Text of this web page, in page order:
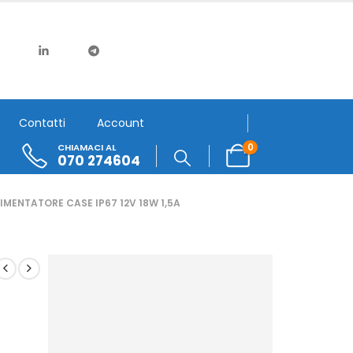
Contatti Account
CHIAMACI AL
070 274604
0
CASE IP67 12V 18W 1,5A